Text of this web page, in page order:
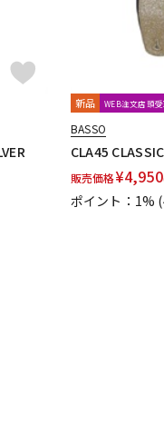
ヴィ
新品 WEB注文店頭
BASSO
CLA45
販売価格¥4,950
ポイント：1%